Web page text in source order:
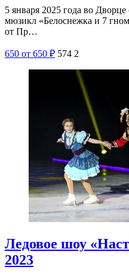
5 января 2025 года во
мюзикл «Белоснежка и 7
от Пр…
650 от 650 ₽ 574 2
Ледовое шоу
2023